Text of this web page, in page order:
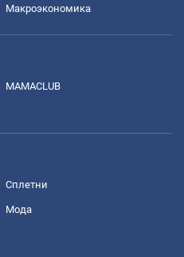
Mакроэкономика
MAMACLUB
Сплетни
Мода